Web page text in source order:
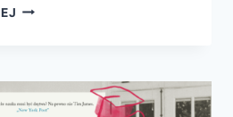
CO
TAJEMNICE
ZBRODNI